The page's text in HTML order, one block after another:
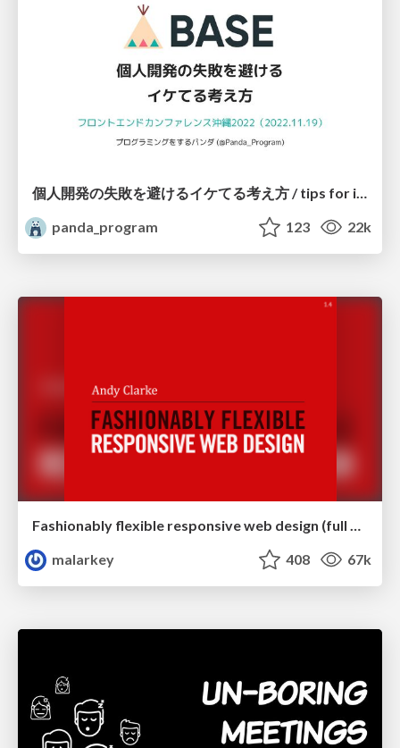
panda_program
123 22k
Fashionably flexible responsive web design (full day workshop)
malarkey
408 67k